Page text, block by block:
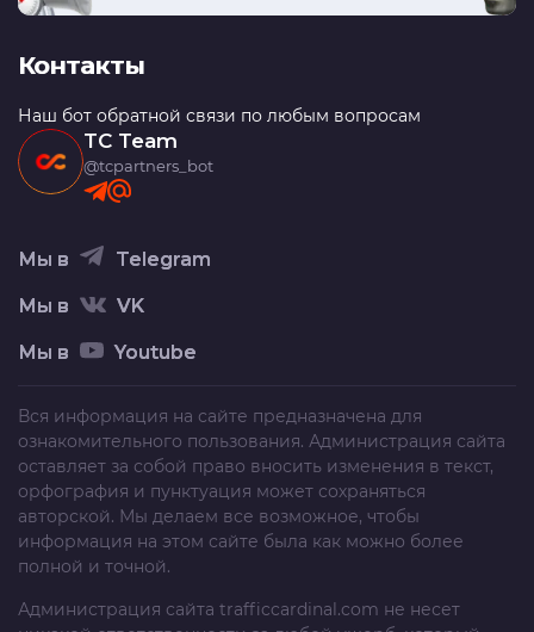
Контакты
Наш бот обратной связи по любым вопросам
TC Team
@tcpartners_bot
Мы в Telegram
Мы в VK
Мы в Youtube
Вся информация на сайте предназначена для
ознакомительного пользования. Администрация сайта
оставляет за собой право вносить изменения в текст,
орфография и пунктуация может сохраняться
авторской. Мы делаем все возможное, чтобы
информация на этом сайте была как можно более
полной и точной.
Администрация сайта trafficcardinal.com не несет